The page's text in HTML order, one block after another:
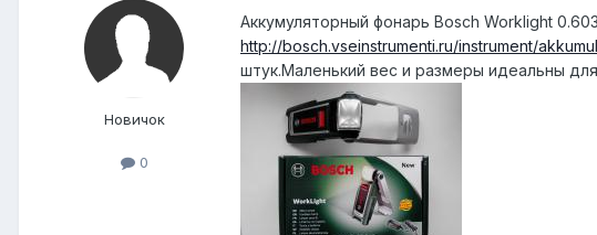
Новичок
0
Аккумуляторный фонарь Bosch Worklight
http://bosch.vseinstrumenti.ru/instrument/
штук.Маленький вес и размеры идеальны